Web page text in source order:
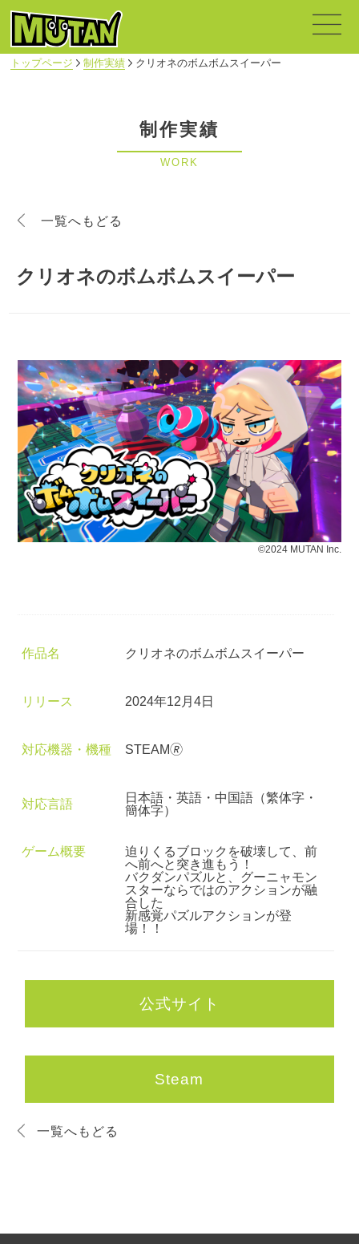
トップページ 制作実績 クリオネのボムボムスイーパー
制作実績
WORK
一覧へもどる
クリオネのボムボムスイーパー
©2024 MUTAN Inc.
作品名 クリオネのボムボムスイーパー
リリース 2024年12月4日
対応機器・機種 STEAM🄬
対応言語
日本語・英語・中国語（繁体字・
簡体字）
ゲーム概要
迫りくるブロックを破壊して、前
へ前へと突き進もう！
バクダンパズルと、グーニャモン
スターならではのアクションが融
合した
新感覚パズルアクションが登
場！！
公式サイト
Steam
一覧へもどる